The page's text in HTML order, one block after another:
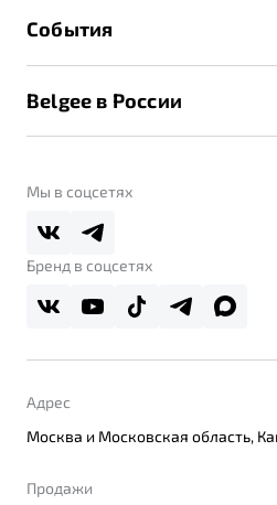
Техническое обслуживание
Калькулятор ТО
Помощь на дорогах
Belgee Линк
Belgee Плюс
Реферальная программа
События
Контакты
Belgee в России
О дилерском центре
Правовая информация
Мы в соцсетях
Бренд в соцсетях
Адрес
Москва и Московская область,
Продажи